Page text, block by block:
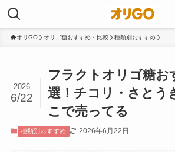
オリGO オリゴ糖おすすめ・比較 種類別おすすめ
フラクトオリゴ糖お
選！チコリ・さとう
こで売ってる
2026
6/22
種類別おすすめ 2026年6月22日